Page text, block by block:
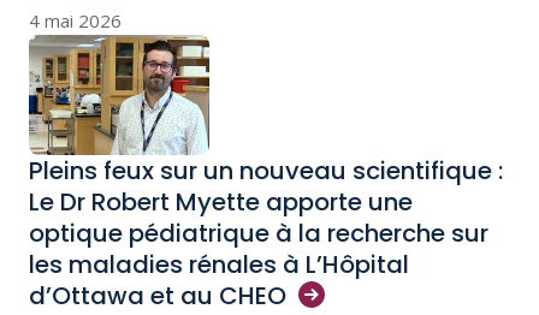
4 mai 2026
Pleins feux sur un nouveau scientifique :
Le Dr Robert Myette apporte une
optique pédiatrique à la recherche sur
les maladies rénales à L’Hôpital
d’Ottawa et au CHEO